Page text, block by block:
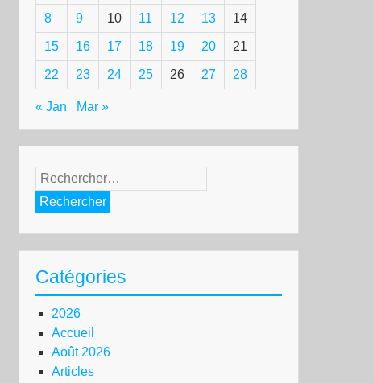
8 9 10 11 12 13 14
15 16 17 18 19 20 21
22 23 24 25 26 27 28
« Jan Mar »
Rechercher :
Catégories
2026
Accueil
Août 2026
Articles